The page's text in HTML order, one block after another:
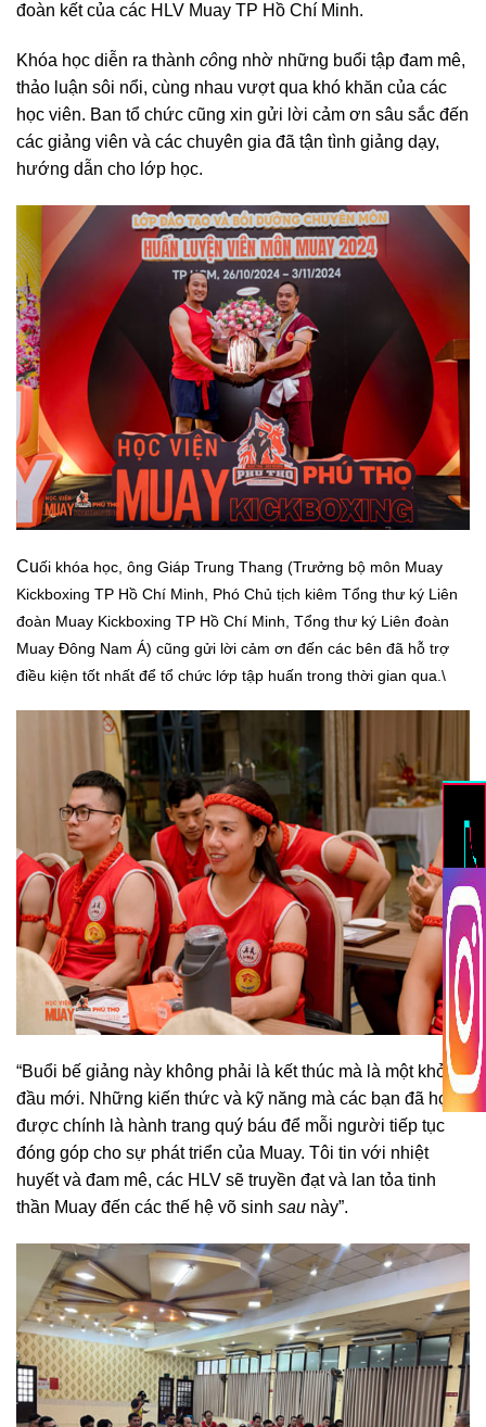
đoàn kết của các HLV Muay TP Hồ Chí Minh.
Khóa học diễn ra thành công nhờ những buổi tập đam mê,
thảo luận sôi nổi, cùng nhau vượt qua khó khăn của các
học viên. Ban tổ chức cũng xin gửi lời cảm ơn sâu sắc đến
các giảng viên và các chuyên gia đã tận tình giảng dạy,
hướng dẫn cho lớp học.
Cuối khóa học , ông Giáp Trung Thang (Trưởng bộ môn Muay
Kickboxing TP Hồ Chí Minh, Phó Chủ tịch kiêm Tổng thư ký Liên
đoàn Muay Kickboxing TP Hồ Chí Minh, Tổng thư ký Liên đoàn
Muay Đông Nam Á) cũng gửi lời cảm ơn đến các bên đã hỗ trợ
điều kiện tốt nhất để tổ chức lớp tập huấn trong thời gian qua.\
“Buổi bế giảng này không phải là kết thúc mà là một khởi
đầu mới. Những kiến thức và kỹ năng mà các bạn đã học
được chính là hành trang quý báu để mỗi người tiếp tục
đóng góp cho sự phát triển của Muay. Tôi tin với nhiệt
huyết và đam mê, các HLV sẽ truyền đạt và lan tỏa tinh
thần Muay đến các thế hệ võ sinh sau này”.